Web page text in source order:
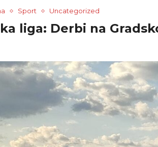
Sport Uncategorized
liga: Derbi na